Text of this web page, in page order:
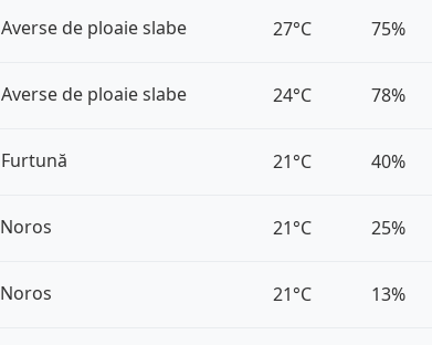
Averse de ploaie slabe 27°C 75%
Averse de ploaie slabe 24°C 78%
Furtună 21°C 40%
Noros 21°C 25%
Noros 21°C 13%